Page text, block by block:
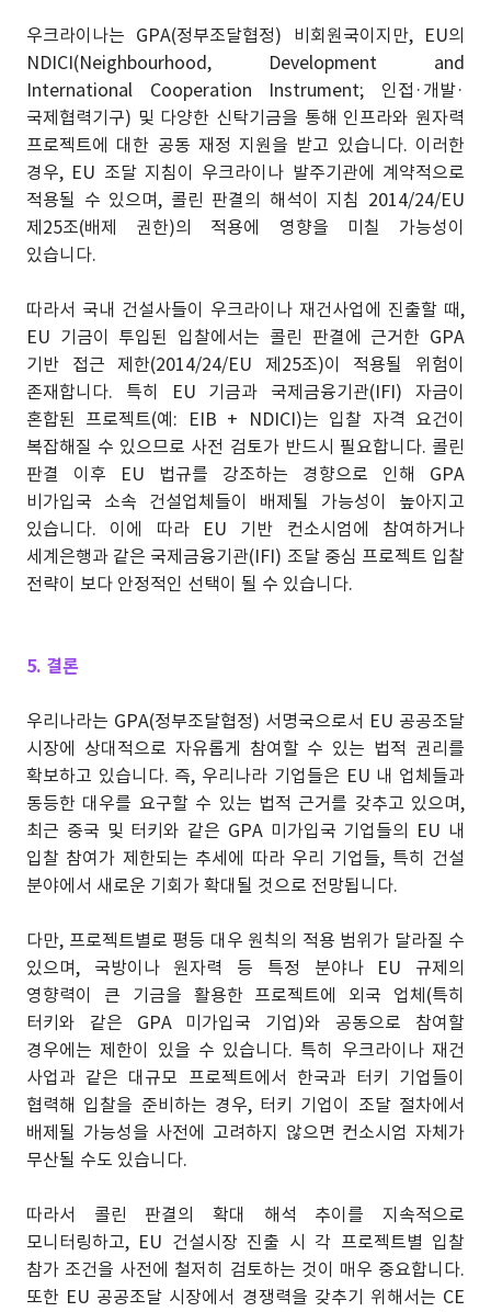
우크라이나는 GPA(정부조달협정) 비회원국이지만, EU의
NDICI(Neighbourhood, Development and
International Cooperation Instrument; 인접·개발·
국제협력기구) 및 다양한 신탁기금을 통해 인프라와 원자력
프로젝트에 대한 공동 재정 지원을 받고 있습니다. 이러한
경우, EU 조달 지침이 우크라이나 발주기관에 계약적으로
적용될 수 있으며, 콜린 판결의 해석이 지침 2014/24/EU
제25조(배제 권한)의 적용에 영향을 미칠 가능성이
있습니다.
따라서 국내 건설사들이 우크라이나 재건사업에 진출할 때,
EU 기금이 투입된 입찰에서는 콜린 판결에 근거한 GPA
기반 접근 제한(2014/24/EU 제25조)이 적용될 위험이
존재합니다. 특히 EU 기금과 국제금융기관(IFI) 자금이
혼합된 프로젝트(예: EIB + NDICI)는 입찰 자격 요건이
복잡해질 수 있으므로 사전 검토가 반드시 필요합니다. 콜린
판결 이후 EU 법규를 강조하는 경향으로 인해 GPA
비가입국 소속 건설업체들이 배제될 가능성이 높아지고
있습니다. 이에 따라 EU 기반 컨소시엄에 참여하거나
세계은행과 같은 국제금융기관(IFI) 조달 중심 프로젝트 입찰
전략이 보다 안정적인 선택이 될 수 있습니다.
5. 결론
우리나라는 GPA(정부조달협정) 서명국으로서 EU 공공조달
시장에 상대적으로 자유롭게 참여할 수 있는 법적 권리를
확보하고 있습니다. 즉, 우리나라 기업들은 EU 내 업체들과
동등한 대우를 요구할 수 있는 법적 근거를 갖추고 있으며,
최근 중국 및 터키와 같은 GPA 미가입국 기업들의 EU 내
입찰 참여가 제한되는 추세에 따라 우리 기업들, 특히 건설
분야에서 새로운 기회가 확대될 것으로 전망됩니다.
다만, 프로젝트별로 평등 대우 원칙의 적용 범위가 달라질 수
있으며, 국방이나 원자력 등 특정 분야나 EU 규제의
영향력이 큰 기금을 활용한 프로젝트에 외국 업체(특히
터키와 같은 GPA 미가입국 기업)와 공동으로 참여할
경우에는 제한이 있을 수 있습니다. 특히 우크라이나 재건
사업과 같은 대규모 프로젝트에서 한국과 터키 기업들이
협력해 입찰을 준비하는 경우, 터키 기업이 조달 절차에서
배제될 가능성을 사전에 고려하지 않으면 컨소시엄 자체가
무산될 수도 있습니다.
따라서 콜린 판결의 확대 해석 추이를 지속적으로
모니터링하고, EU 건설시장 진출 시 각 프로젝트별 입찰
참가 조건을 사전에 철저히 검토하는 것이 매우 중요합니다.
또한 EU 공공조달 시장에서 경쟁력을 갖추기 위해서는 CE